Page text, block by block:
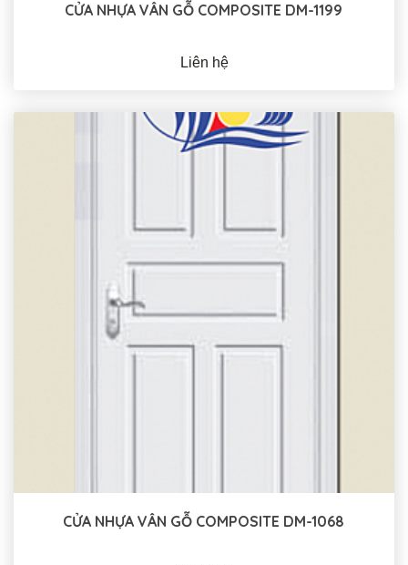
CỬA NHỰA VÂN GỖ COMPOSITE DM-1199
Liên hệ
CỬA NHỰA VÂN GỖ COMPOSITE DM-1068